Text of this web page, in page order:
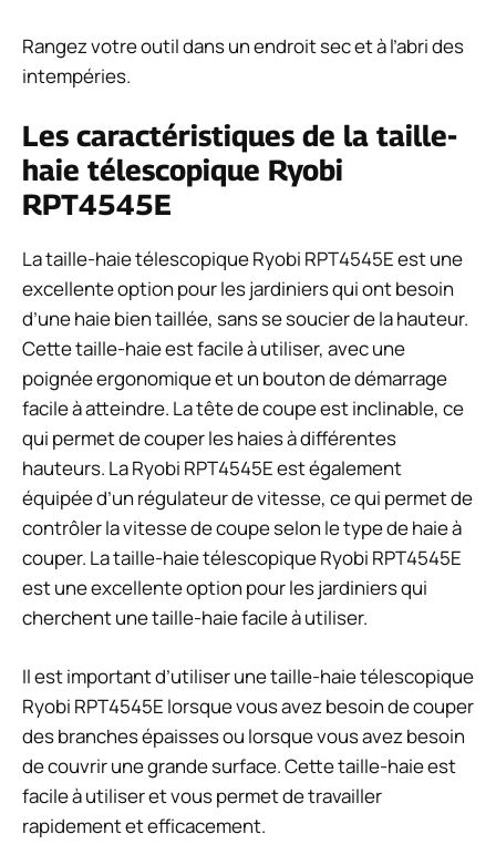
Rangez votre outil dans un endroit sec et à l’abri des
intempéries.
Les caractéristiques de la taille-
haie télescopique Ryobi
RPT4545E
La taille-haie télescopique Ryobi RPT4545E est une
excellente option pour les jardiniers qui ont besoin
d’une haie bien taillée, sans se soucier de la hauteur.
Cette taille-haie est facile à utiliser, avec une
poignée ergonomique et un bouton de démarrage
facile à atteindre. La tête de coupe est inclinable, ce
qui permet de couper les haies à différentes
hauteurs. La Ryobi RPT4545E est également
équipée d’un régulateur de vitesse, ce qui permet de
contrôler la vitesse de coupe selon le type de haie à
couper. La taille-haie télescopique Ryobi RPT4545E
est une excellente option pour les jardiniers qui
cherchent une taille-haie facile à utiliser.
Il est important d’utiliser une taille-haie télescopique
Ryobi RPT4545E lorsque vous avez besoin de couper
des branches épaisses ou lorsque vous avez besoin
de couvrir une grande surface. Cette taille-haie est
facile à utiliser et vous permet de travailler
rapidement et efficacement.